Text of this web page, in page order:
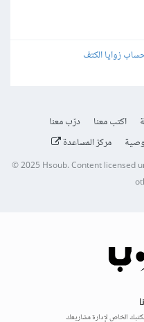
اكتب معنا
درّب معنا
مركز المساعدة
© 2025 Hsoub.Content licensed